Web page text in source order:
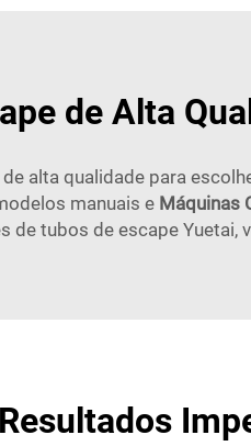
de Alta
alta qualidade para
manuais e Máquinas
tubos de escape